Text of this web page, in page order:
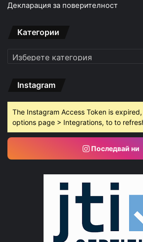
Декларация за поверителност
Категории
Категории
Instagram
The Instagram Access Token is
options page > Integrations, to to
Последвай ни